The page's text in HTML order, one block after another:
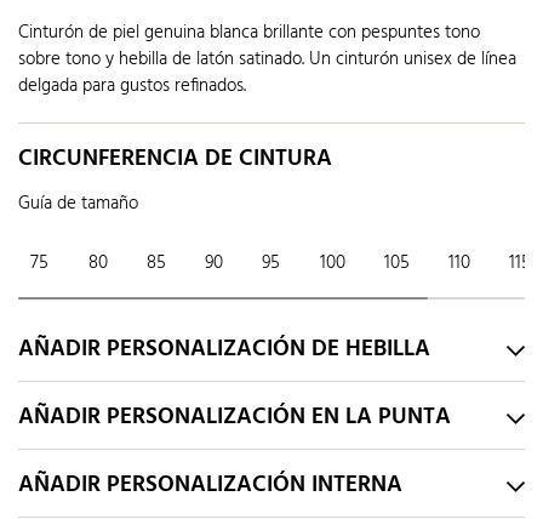
Cinturón de piel genuina blanca brillante con pespuntes tono
sobre tono y hebilla de latón satinado. Un cinturón unisex de línea
delgada para gustos refinados.
CIRCUNFERENCIA DE CINTURA
Guía de tamaño
75 80 85 90 95 100 105 110 115
AÑADIR PERSONALIZACIÓN DE HEBILLA
AÑADIR PERSONALIZACIÓN EN LA PUNTA
AÑADIR PERSONALIZACIÓN INTERNA